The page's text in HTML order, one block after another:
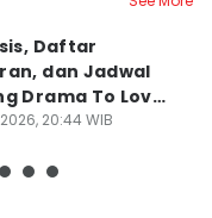
Daftar
dan Jadwal
Drama To Love
20:44 WIB